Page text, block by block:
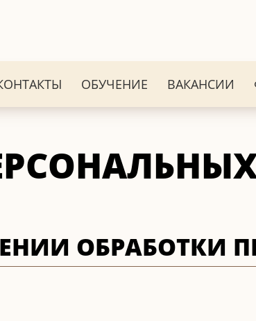
ОБУЧЕНИЕ ВАКАНСИИ
ОБРАБОТКИ